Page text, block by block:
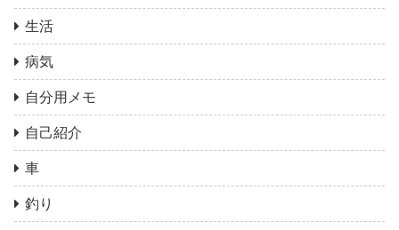
生活
病気
自分用メモ
自己紹介
車
釣り